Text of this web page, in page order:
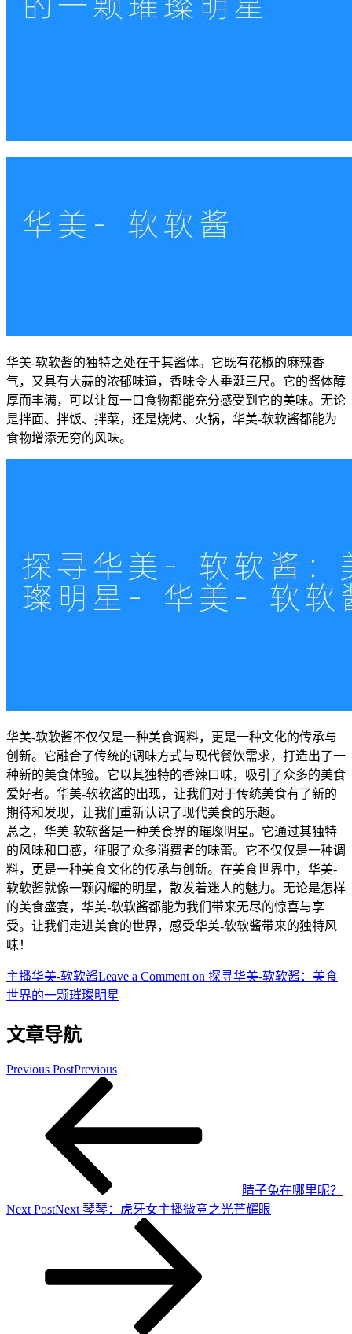
华美-软软酱的独特之处在于其酱体。它既有花椒的麻辣香
气，又具有大蒜的浓郁味道，香味令人垂涎三尺。它的酱体醇
厚而丰满，可以让每一口食物都能充分感受到它的美味。无论
是拌面、拌饭、拌菜，还是烧烤、火锅，华美-软软酱都能为
食物增添无穷的风味。
华美-软软酱不仅仅是一种美食调料，更是一种文化的传承与
创新。它融合了传统的调味方式与现代餐饮需求，打造出了一
种新的美食体验。它以其独特的香辣口味，吸引了众多的美食
爱好者。华美-软软酱的出现，让我们对于传统美食有了新的
期待和发现，让我们重新认识了现代美食的乐趣。
总之，华美-软软酱是一种美食界的璀璨明星。它通过其独特
的风味和口感，征服了众多消费者的味蕾。它不仅仅是一种调
料，更是一种美食文化的传承与创新。在美食世界中，华美-
软软酱就像一颗闪耀的明星，散发着迷人的魅力。无论是怎样
的美食盛宴，华美-软软酱都能为我们带来无尽的惊喜与享
受。让我们走进美食的世界，感受华美-软软酱带来的独特风
味！
主播华美-软软酱Leave a Comment on 探寻华美-软软酱：美食
世界的一颗璀璨明星
文章导航
Previous PostPrevious
晴子兔在哪里呢？
Next PostNext 琴琴：虎牙女主播微竞之光芒耀眼